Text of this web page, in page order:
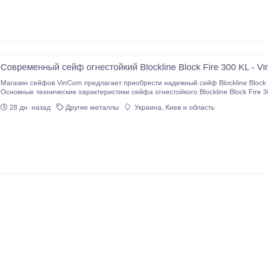
Современный сейф огнестойкий Blockline Block Fire 300 KL -
Магазин сейфов VinCom предлагает приобрести надежный сейф Blockline Block
Основные технические характеристики сейфа огнестойкого Blockline Block Fire
28 дн. назад Другие металлы Украина, Киев и область